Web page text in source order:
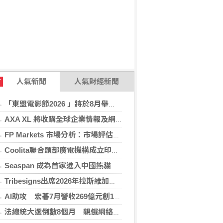
人氣新聞 人氣財經新聞
「東盟電影節2026 」將於8月舉行 歷來最大規模 以電影連繫文化交流
AXA XL 將收購全球企業情報及網絡安全顧問公司 S-RM
FP Markets 市場分析：市場評估下一步走勢，日圓再臨十字路口
Coolita聯合頭部廣電機構成立印尼首個FAST媒體聯盟
Seaspan 成為首家進入中國熊貓債券市場的國際船東及營運商
Tribesigns出席2026年拉斯維加斯家具展，擴大與美國領先家居零售商的合作
AI助攻 宏碁7月營收269億元創13年同期新高
法總統大選倒數8個月 親俄網絡針對3名參選人造謠